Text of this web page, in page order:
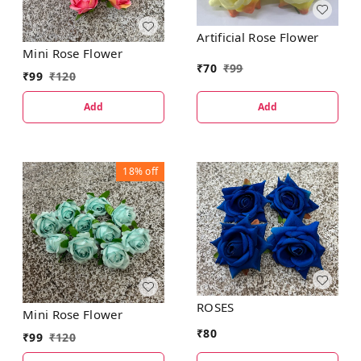
Mini Rose Flower
₹99 ₹120
Add
Artificial Rose Flower
₹70 ₹99
Add
18%off
Mini Rose Flower
₹99 ₹120
ROSES
₹80